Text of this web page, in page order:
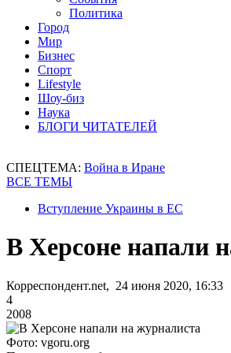
Политика
Город
Мир
Бизнес
Спорт
Lifestyle
Шоу-биз
Наука
БЛОГИ ЧИТАТЕЛЕЙ
СПЕЦТЕМА: Война в Иране
ВСЕ ТЕМЫ
Вступление Украины в ЕС
В Херсоне напали
Корреспондент.net, 24 июня 2020, 16:33
4
2008
Фото: vgoru.org